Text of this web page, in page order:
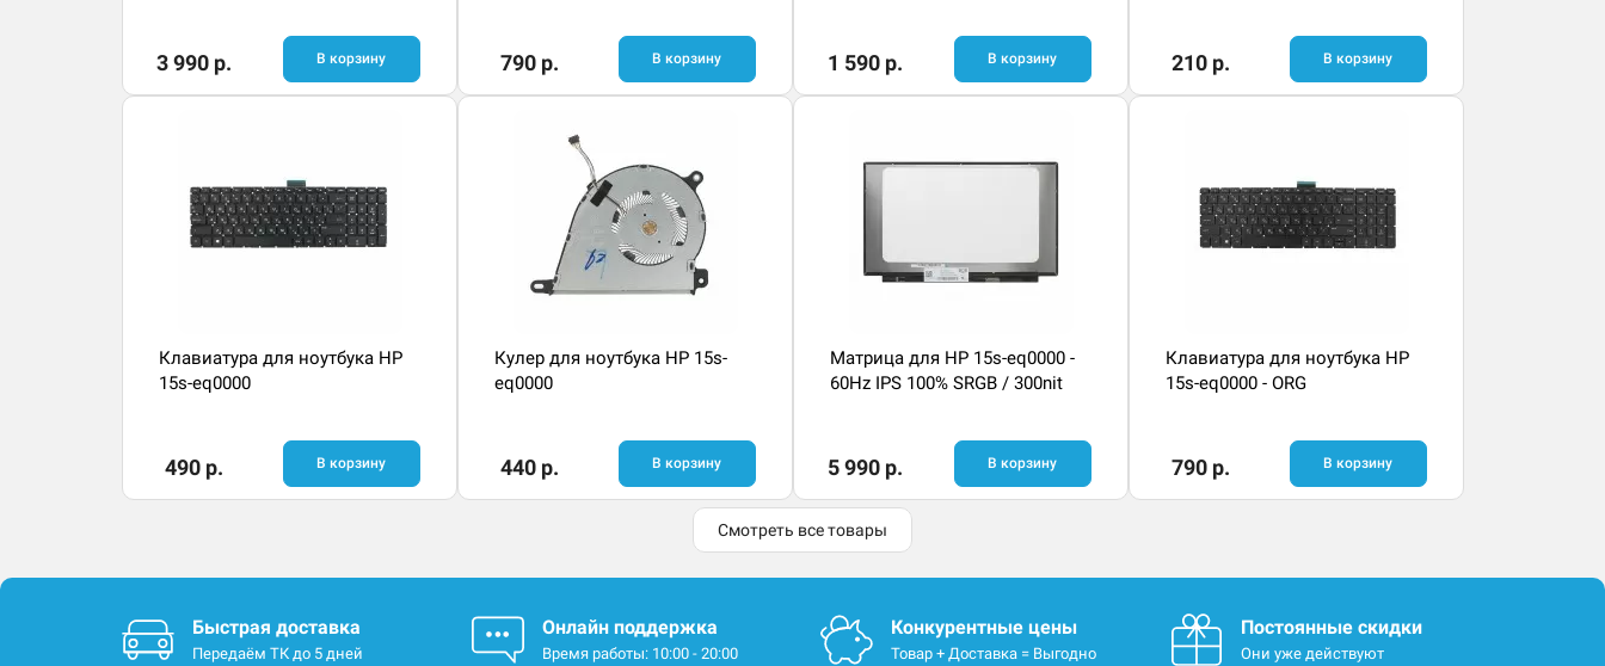
3 990 р. В корзину 790 р. В корзину 1 590 р. В корзину 210 р. В корзину
Клавиатура для ноутбука HP
15s-eq0000
490 р. В корзину
Кулер для ноутбука HP 15s-
eq0000
440 р. В корзину
Матрица для HP 15s-eq0000 -
60Hz IPS 100% SRGB / 300nit
5 990 р. В корзину
Клавиатура для ноутбука HP
15s-eq0000 - ORG
790 р. В корзину
Смотреть все товары
Быстрая доставка
Передаём ТК до 5 дней
Онлайн поддержка
Время работы: 10:00 - 20:00
Конкурентные цены
Товар + Доставка = Выгодно
Постоянные скидки
Они уже действуют